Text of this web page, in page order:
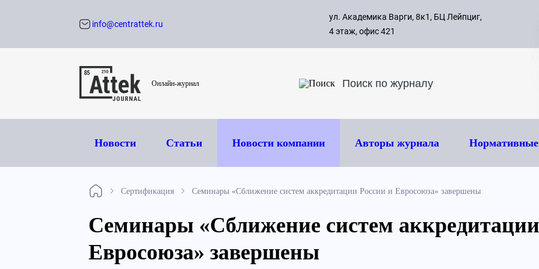
с 09:00
8 495
info@centrattek.ru
ул. Академика Варги, 8к1, БЦ Лейпциг,
4 этаж, офис 421
Онлайн-журнал
Новости Статьи Новости компании Авторы журнала
Сертификация Семинары «Сближение систем аккредитации России и Евросоюза» завершены
Семинары «Сближение систем
Евросоюза» завершены